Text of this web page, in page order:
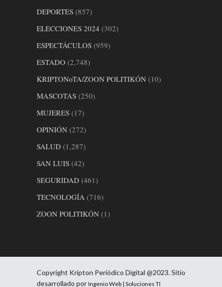
DEPORTES (857)
ELECCIONES 2024 (302)
ESPECTÁCULOS (959)
ESTADO (2,748)
KRIPTONoTA/ZOON POLITIKÓN (10)
MASCOTAS (250)
MUJERES (17)
OPINIÓN (272)
SALUD (1,287)
SAN LUIS (42)
SEGURIDAD (461)
TECNOLOGÍA (716)
ZOON POLITIKÓN (1)
Copyright Kripton Periódico Digital @2023. Sitio
desarrollado por Ingenio Web | Soluciones TI